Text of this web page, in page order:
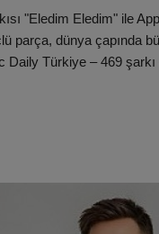
"Eledim Eledim" ile
parça, dünya çapında
Türkiye – 469 şarkı